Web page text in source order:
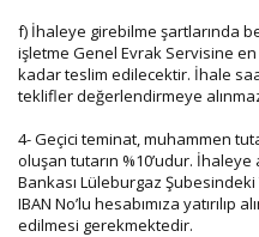
f) İhaleye girebilme şartlarında
işletme Genel Evrak Servisine
kadar teslim edilecektir. İhale
teklifler değerlendirmeye
4- Geçici teminat, muhammen
oluşan tutarın %10’udur.
Bankası Lüleburgaz Şubesindeki
IBAN No’lu hesabımıza
edilmesi gerekmektedir.